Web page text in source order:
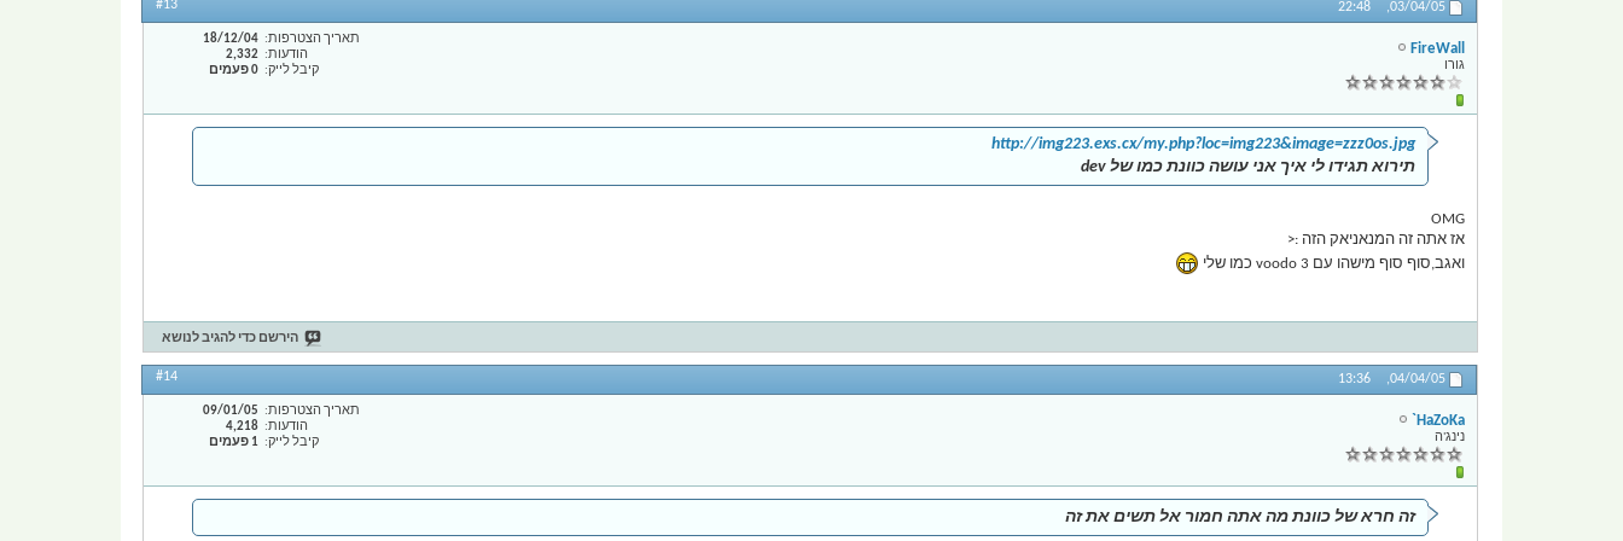
03/04/05,
22:48
#13
FireWall
גורו
תאריך הצטרפות
18/12/04
הודעות
2,332
קיבל לייק
0 פעמים
http://img223.exs.cx/my.php?loc=img223&image=zzz0os.jpg
תירוא תגידו לי איך אני עושה כוונת כמו של dev
OMG
אז אתה זה המנאניאק הזה :<
ואגב,סוף סוף מישהו עם voodo 3 כמו שלי
הירשם כדי להגיב לנושא
04/04/05,
13:36
#14
HaZoKa`
נינג'ה
תאריך הצטרפות
09/01/05
הודעות
4,218
קיבל לייק
1 פעמים
זה חרא של כוונת מה אתה חמור אל תשים את זה